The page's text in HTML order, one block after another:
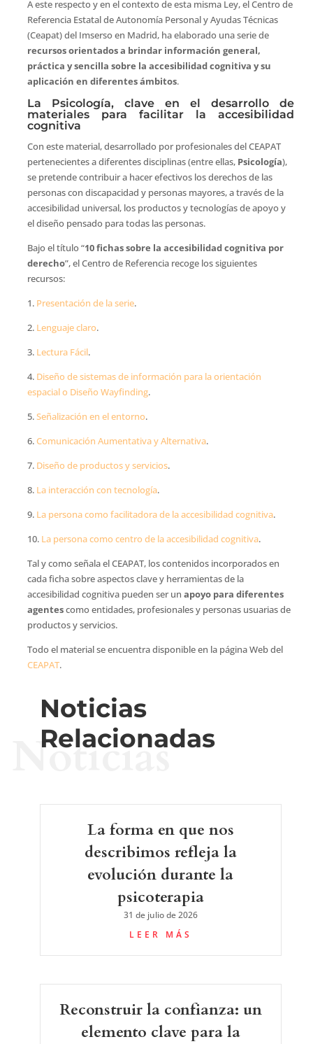
A este respecto y en el contexto de esta misma Ley, el Centro de
Referencia Estatal de Autonomía Personal y Ayudas Técnicas
(Ceapat) del Imserso en Madrid, ha elaborado una serie de
recursos orientados a brindar información general,
práctica y sencilla sobre la accesibilidad cognitiva y su
aplicación en diferentes ámbitos.
La Psicología, clave en el desarrollo de
materiales para facilitar la accesibilidad
cognitiva
Con este material, desarrollado por profesionales del CEAPAT
pertenecientes a diferentes disciplinas (entre ellas, Psicología),
se pretende contribuir a hacer efectivos los derechos de las
personas con discapacidad y personas mayores, a través de la
accesibilidad universal, los productos y tecnologías de apoyo y
el diseño pensado para todas las personas.
Bajo el título “10 fichas sobre la accesibilidad cognitiva por
derecho”, el Centro de Referencia recoge los siguientes
recursos:
1. Presentación de la serie.
2. Lenguaje claro.
3. Lectura Fácil.
4. Diseño de sistemas de información para la orientación
espacial o Diseño Wayfinding.
5.Señalización en el entorno.
6.Comunicación Aumentativa y Alternativa.
7. Diseño de productos y servicios.
8. La interacción con tecnología.
9. La persona como facilitadora de la accesibilidad cognitiva.
10. La persona como centro de la accesibilidad cognitiva.
Tal y como señala el CEAPAT, los contenidos incorporados en
cada ficha sobre aspectos clave y herramientas de la
accesibilidad cognitiva pueden ser un apoyo para diferentes
agentescomo entidades, profesionales y personas usuarias de
productos y servicios.
Todo el material se encuentra disponible en la página Web del
CEAPAT.
Noticias
Relacionadas
Noticias
La forma en que nos
describimos refleja la
evolución durante la
psicoterapia
31 de julio de 2026
LEER MÁS
Reconstruir la confianza: un
elemento clave para la